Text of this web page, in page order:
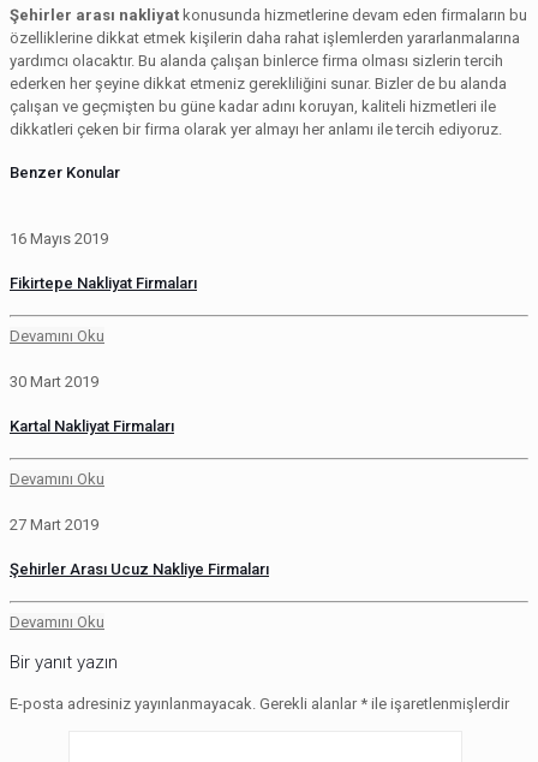
Şehirler arası nakliyat konusunda hizmetlerine devam eden firmaların bu
özelliklerine dikkat etmek kişilerin daha rahat işlemlerden yararlanmalarına
yardımcı olacaktır. Bu alanda çalışan binlerce firma olması sizlerin tercih
ederken her şeyine dikkat etmeniz gerekliliğini sunar. Bizler de bu alanda
çalışan ve geçmişten bu güne kadar adını koruyan, kaliteli hizmetleri ile
dikkatleri çeken bir firma olarak yer almayı her anlamı ile tercih ediyoruz.
Benzer Konular
16 Mayıs 2019
Fikirtepe Nakliyat Firmaları
Devamını Oku
30 Mart 2019
Kartal Nakliyat Firmaları
Devamını Oku
27 Mart 2019
Şehirler Arası Ucuz Nakliye Firmaları
Devamını Oku
Bir yanıt yazın
E-posta adresiniz yayınlanmayacak. Gerekli alanlar * ile işaretlenmişlerdir